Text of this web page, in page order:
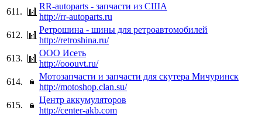
611.
RR-autoparts - запчасти из США
http://rr-autoparts.ru
612.
Ретрошина - шины для ретроавтомобилей
http://retroshina.ru/
613.
ООО Исеть
http://ooouvt.ru/
614.
Мотозапчасти и запчасти для скутера Мичуринск
http://motoshop.clan.su/
615.
Центр аккумуляторов
http://center-akb.com